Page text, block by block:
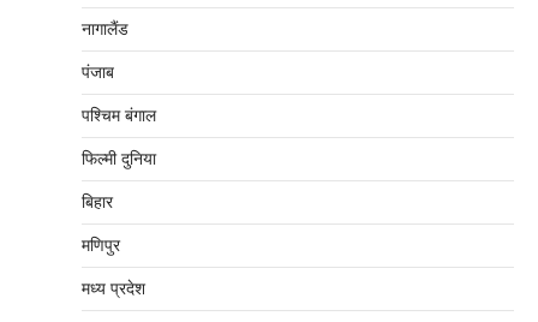
नागालैंड
पंजाब
पश्चिम बंगाल
फिल्मी दुनिया
बिहार
मणिपुर
मध्‍य प्रदेश